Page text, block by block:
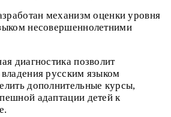
механизм оценки уровня
несовершеннолетними
диагностика позволит
русским языком
дополнительные курсы,
адаптации детей к